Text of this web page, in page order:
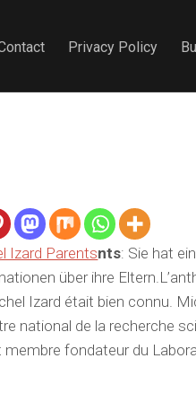
Privacy Policy
Izard Parentsnts: Sie hat
über ihre
Izard était bien connu.
national de la recherche
membre fondateur du